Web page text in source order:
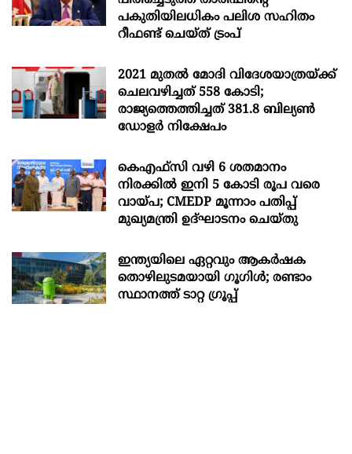
പകുതിയിലധികം പലിശ സഹിതം
റീഫണ്ട് ചെയ്ത് ട്രംപ്
2021 മുതൽ മോദി വിദേശയാത്രയ്ക്ക്
ചെലവഴിച്ചത് 558 കോടി;
രാജ്യത്തെത്തിച്ചത് 381.8 ബില്യൺ
ഡോളർ നിക്ഷേപം
കെഎഫ്സി വഴി 6 ശതമാനം
നിരക്കിൽ ഇനി 5 കോടി രൂപ വരെ
വായ്പ; CMEDP മൂന്നാം പതിപ്പ്
മുഖ്യമന്ത്രി ഉദ്ഘാടനം ചെയ്തു
ഇന്ത്യയിലെ ഏറ്റവും ആകര്‍ഷക
തൊഴിലുടമയായി ഗൂഗിള്‍; രണ്ടാം
സ്ഥാനത്ത് ടാറ്റ ഗ്രൂപ്പ്